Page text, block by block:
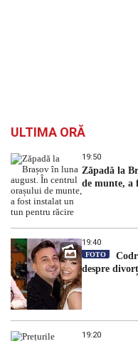
ULTIMA ORĂ
19:50
Zăpadă la
de munte, a
19:40
FOTO
despre
19:20